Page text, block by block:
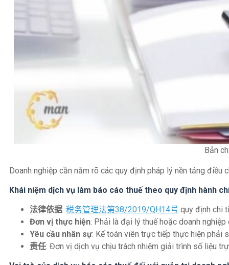
Bản
Doanh nghiệp cần nắm rõ các quy định pháp lý nền tảng
Khái niệm dịch vụ làm báo cáo thuế theo quy định hành
法律依据: 税务管理法第38/2019/QH14号 quy định chi
Đơn vị thực hiện: Phải là đại lý thuế hoặc doanh
Yêu cầu nhân sự: Kế toán viên trực tiếp thực hiện phải
责任: Đơn vị dịch vụ chịu trách nhiệm giải trình số liệu